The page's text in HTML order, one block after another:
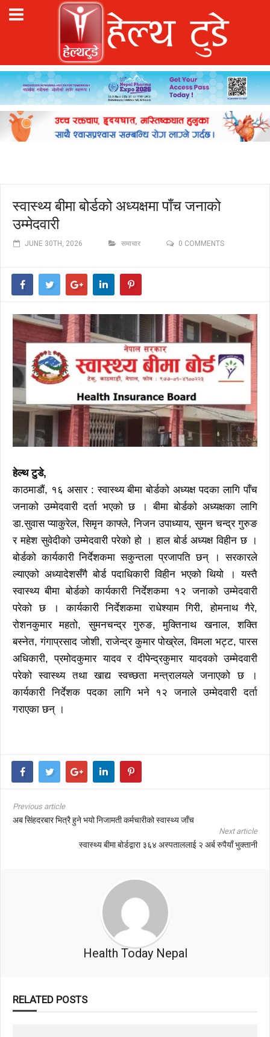
स्वास्थ्य बीमा बोर्डको अध्यक्षमा पाँच जनाको
उम्मेदवारी
JUNE 30TH, 2026 समाचार 0 COMMENTS
हेल्थ टुडे,
काठमाडौं, १६ असार : स्वास्थ्य बीमा बोर्डको अध्यक्ष पदका लागि पाँच
जनाको उम्मेदवारी दर्ता भएको छ । बीमा बोर्डको अध्यक्षका लागि
डा.सुवास प्याकुरेल, सिमृन काफ्ले, निजन उपाध्याय, सुमन चन्द्र गुरुङ
र महेश सुवेदीको उम्मेदवारी परेको हो । हाल बोर्ड अध्यक्ष विहीन छ ।
बोर्डको कार्यकारी निर्देशकमा सकुन्तला प्रजापति छन् । सरकारले
ल्याएको अध्यादेशसँगै बोर्ड पदाधिकारी विहीन भएको थियो । यस्तै
स्वास्थ्य बीमा बोर्डको कार्यकारी निर्देशकमा १२ जनाको उम्मेदवारी
परेको छ । कार्यकारी निर्देशकमा राधेश्याम गिरी, होमनाथ गैरे,
रोशनकुमार महतो, सुमनचन्द्र गुरुङ, मुक्तिनाथ खनाल, शक्ति
बस्नेत, गंगाप्रसाद जोशी, राजेन्द्र कुमार पोख्रेल, विमला भट्ट, पारस
अधिकारी, प्रमोदकुमार यादव र दीपेन्द्रकुमार यादवको उम्मेदवारी
परेको स्वास्थ्य तथा खाद्य स्वच्छता मन्त्रालयले जनाएको छ ।
कार्यकारी निर्देशक पदका लागि भने १२ जनाले उम्मेदवारी दर्ता
गराएका छन् ।
Previous article
अब सिंहदरबार भित्रै हुने भयो निजामती कर्मचारीको स्वास्थ्य जाँच
Next article
स्वास्थ्य बीमा बोर्डद्वारा ३६४ अस्पताललाई २ अर्ब रुपैयाँ भुक्तानी
Health Today Nepal
RELATED POSTS